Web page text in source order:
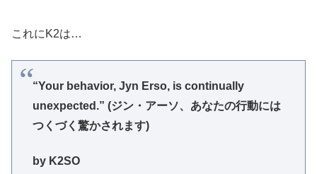
これにK2は…
“Your behavior, Jyn Erso, is continually
unexpected.” (ジン・アーソ、あなたの行動には
つくづく驚かされます)
by K2SO